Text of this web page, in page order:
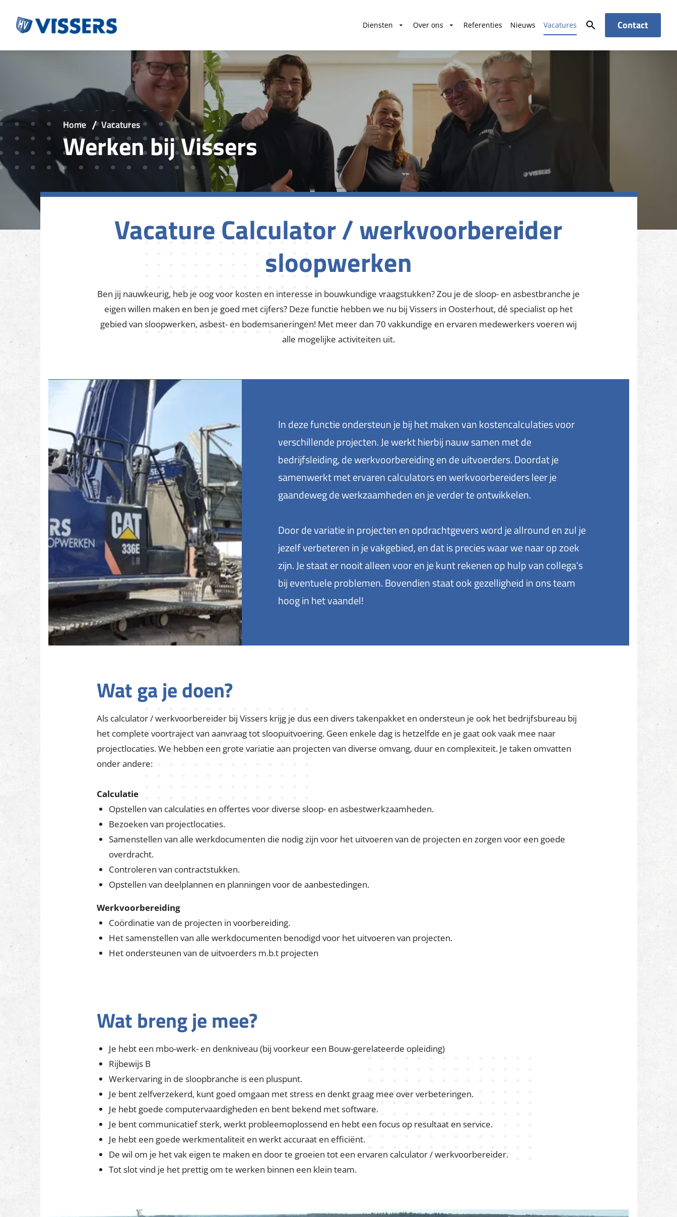
Diensten Over ons Referenties Nieuws Vacatures search Contact
Home Vacatures
Werken bij Vissers
Vacature Calculator / werkvoorbereider
sloopwerken
Ben jij nauwkeurig, heb je oog voor kosten en interesse in bouwkundige vraagstukken? Zou je de sloop- en asbestbranche je
eigen willen maken en ben je goed met cijfers? Deze functie hebben we nu bij Vissers in Oosterhout, dé specialist op het
gebied van sloopwerken, asbest- en bodemsaneringen! Met meer dan 70 vakkundige en ervaren medewerkers voeren wij
alle mogelijke activiteiten uit.
In deze functie ondersteun je bij het maken van kostencalculaties voor
verschillende projecten. Je werkt hierbij nauw samen met de
bedrijfsleiding, de werkvoorbereiding en de uitvoerders. Doordat je
samenwerkt met ervaren calculators en werkvoorbereiders leer je
gaandeweg de werkzaamheden en je verder te ontwikkelen.
Door de variatie in projecten en opdrachtgevers word je allround en zul je
jezelf verbeteren in je vakgebied, en dat is precies waar we naar op zoek
zijn. Je staat er nooit alleen voor en je kunt rekenen op hulp van collega’s
bij eventuele problemen. Bovendien staat ook gezelligheid in ons team
hoog in het vaandel!
Wat ga je doen?
Als calculator / werkvoorbereider bij Vissers krijg je dus een divers takenpakket en ondersteun je ook het bedrijfsbureau bij
het complete voortraject van aanvraag tot sloopuitvoering. Geen enkele dag is hetzelfde en je gaat ook vaak mee naar
projectlocaties. We hebben een grote variatie aan projecten van diverse omvang, duur en complexiteit. Je taken omvatten
onder andere:
Calculatie
Opstellen van calculaties en offertes voor diverse sloop- en asbestwerkzaamheden.
Bezoeken van projectlocaties.
Samenstellen van alle werkdocumenten die nodig zijn voor het uitvoeren van de projecten en zorgen voor een goede
overdracht.
Controleren van contractstukken.
Opstellen van deelplannen en planningen voor de aanbestedingen.
Werkvoorbereiding
Coördinatie van de projecten in voorbereiding.
Het samenstellen van alle werkdocumenten benodigd voor het uitvoeren van projecten.
Het ondersteunen van de uitvoerders m.b.t projecten
Wat breng je mee?
Je hebt een mbo-werk- en denkniveau (bij voorkeur een Bouw-gerelateerde opleiding)
Rijbewijs B
Werkervaring in de sloopbranche is een pluspunt.
Je bent zelfverzekerd, kunt goed omgaan met stress en denkt graag mee over verbeteringen.
Je hebt goede computervaardigheden en bent bekend met software.
Je bent communicatief sterk, werkt probleemoplossend en hebt een focus op resultaat en service.
Je hebt een goede werkmentaliteit en werkt accuraat en efficiënt.
De wil om je het vak eigen te maken en door te groeien tot een ervaren calculator / werkvoorbereider.
Tot slot vind je het prettig om te werken binnen een klein team.